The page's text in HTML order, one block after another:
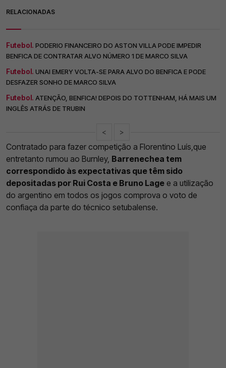
RELACIONADAS
Futebol. PODERIO FINANCEIRO DO ASTON VILLA PODE IMPEDIR
BENFICA DE CONTRATAR ALVO NÚMERO 1 DE MARCO SILVA
Futebol. UNAI EMERY VOLTA-SE PARA ALVO DO BENFICA E PODE
DESFAZER SONHO DE MARCO SILVA
Futebol. ATENÇÃO, BENFICA! DEPOIS DO TOTTENHAM, HÁ MAIS UM
INGLÊS ATRÁS DE TRUBIN
< >
Contratado para fazer competição a Florentino Luís,que
entretanto rumou ao Burnley, Barrenechea tem
correspondido às expectativas que têm sido
depositadas por Rui Costa e Bruno Lage e a utilização
do argentino em todos os jogos comprova o voto de
confiaça da parte do técnico setubalense.